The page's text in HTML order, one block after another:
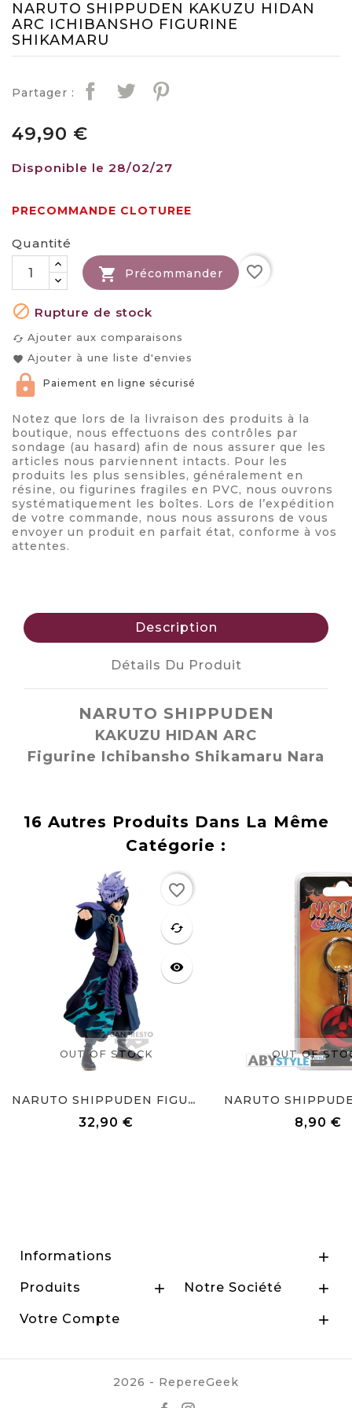
NARUTO SHIPPUDEN KAKUZU HIDAN
ARC ICHIBANSHO FIGURINE
SHIKAMARU
Partager :
49,90 €
Disponible le 28/02/27
PRECOMMANDE CLOTUREE
Quantité
 Précommander favorite_border
 Rupture de stock
cached Ajouter aux comparaisons
favorite Ajouter à une liste d'envies
Paiement en ligne sécurisé
Notez que lors de la livraison des produits à la
boutique, nous effectuons des contrôles par
sondage (au hasard) afin de nous assurer que les
articles nous parviennent intacts. Pour les
produits les plus sensibles, généralement en
résine, ou figurines fragiles en PVC, nous ouvrons
systématiquement les boîtes. Lors de l’expédition
de votre commande, nous nous assurons de vous
envoyer un produit en parfait état, conforme à vos
attentes.
Description
Détails Du Produit
NARUTO SHIPPUDEN
KAKUZU HIDAN ARC
Figurine Ichibansho Shikamaru Nara
16 Autres Produits Dans La Même
Catégorie :
OUT OF STOCK
favorite
cached
visibility
NARUTO SHIPPUDEN FIGURINE...
32,90 €
favorite_border
OUT OF
8,90 €
Informations 
Produits  Notre Société 
Votre Compte 
2026 - RepereGeek